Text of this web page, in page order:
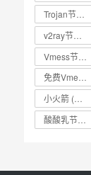
小火箭 (337)